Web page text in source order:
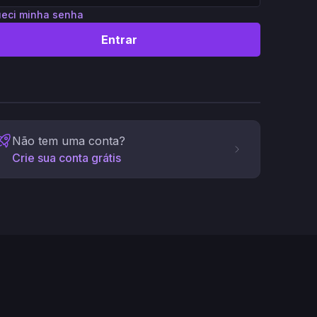
minha senha
Entrar
Não tem uma conta?
Crie sua conta grátis